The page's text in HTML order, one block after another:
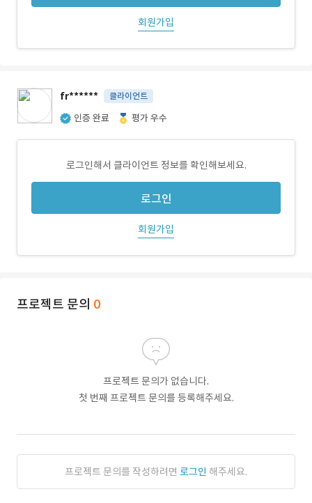
회원가입
fr****** 클라이언트
인증 완료 평가 우수
로그인해서 클라이언트 정보를 확인해보세요.
로그인
회원가입
프로젝트 문의 0
프로젝트 문의가 없습니다.
첫 번째 프로젝트 문의를 등록해주세요.
프로젝트 문의를 작성하려면 로그인 해주세요.